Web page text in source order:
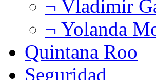
¬ Vladimir
¬ Yolanda
Quintana Roo
Seguridad